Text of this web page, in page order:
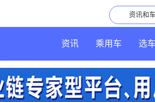
资讯 乘用车 选车